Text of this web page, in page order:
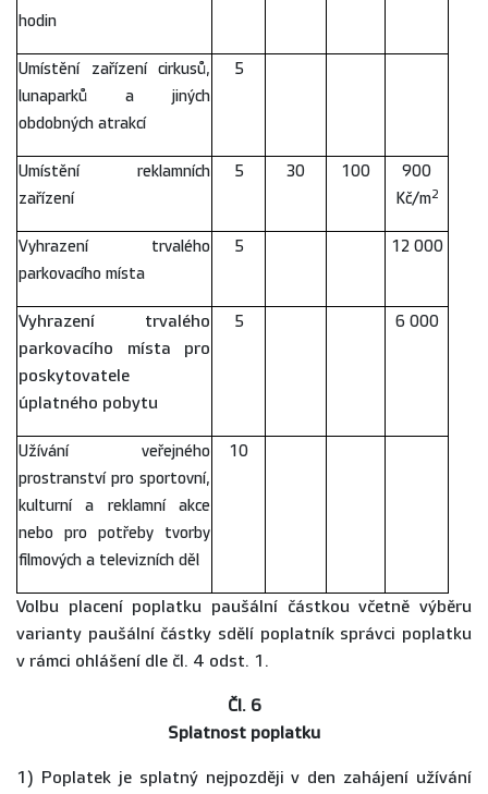
hodin
Umístění zařízení cirkusů,
lunaparků a jiných
obdobných atrakcí
5
Umístění reklamních
zařízení
5 30 100
900
Kč/m2
Vyhrazení trvalého
parkovacího místa
5 12 000
Vyhrazení trvalého
parkovacího místa pro
poskytovatele
úplatného pobytu
5 6 000
Užívání veřejného
prostranství pro sportovní,
kulturní a reklamní akce
nebo pro potřeby tvorby
filmových a televizních děl
10
Volbu placení poplatku paušální částkou včetně výběru
varianty paušální částky sdělí poplatník správci poplatku
v rámci ohlášení dle čl. 4 odst. 1.
Čl. 6
Splatnost poplatku
1) Poplatek je splatný nejpozději v den zahájení užívání